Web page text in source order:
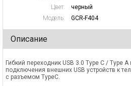
Цвет:
черный
Модель:
GCR-F404
Описание
Гибкий переходник USB 3.0 Type C / Type
подключения внешних USB устройств к
с разъемом TypeC.